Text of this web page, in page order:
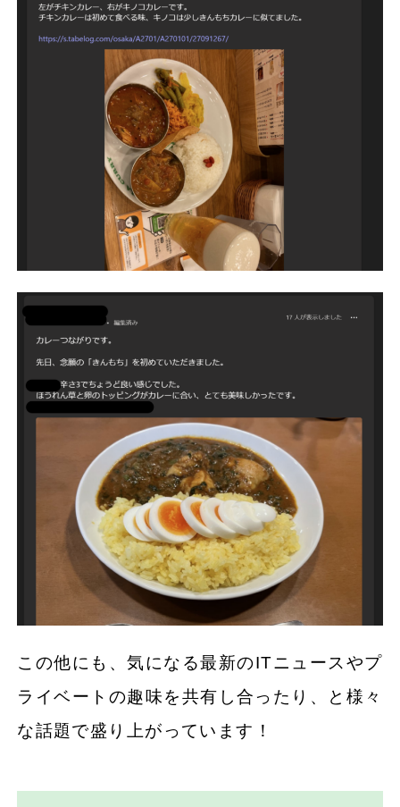
この他にも、気になる最新のITニュースやプ
ライベートの趣味を共有し合ったり、と様々
な話題で盛り上がっています！